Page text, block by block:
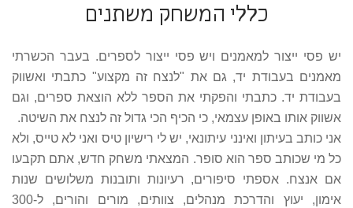
כללי המשחק משתנים
יש פסי ייצור למאמנים ויש פסי ייצור לספרים. בעבר הכשרתי
מאמנים בעבודת יד, גם את "לנצח זה מקצוע" כתבתי ואשווק
בעבודת יד. כתבתי והפקתי את הספר ללא הוצאת ספרים, וגם
אשווק אותו באופן עצמאי, כי הכיף הכי גדול זה לנצח את השיטה.
אני כותב בעיתון ואינני עיתונאי, יש לי רישיון טיס ואני לא טייס, ולא
כל מי שכותב ספר הוא סופר. המצאתי משחק חדש, אתם תקבעו
אם אנצח. אספתי סיפורים, רעיונות ותובנות משלושים שנות
אימון, יעוץ והדרכת מנהלים, צוותים, מורים והורים, ל-300